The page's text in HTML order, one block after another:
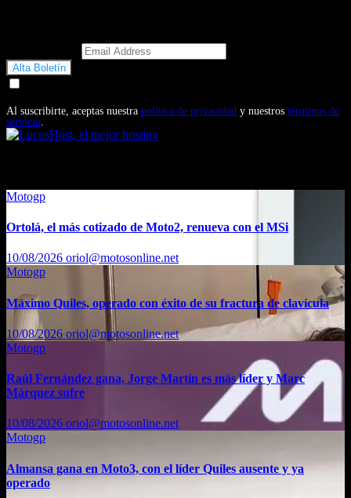
Al suscribirte, aceptas nuestra política de privacidad y nuestros términos de
servicio.
Motogp
Ortolá, el más cotizado de Moto2, renueva con el MSi
10/08/2026 oriol@motosonline.net
Motogp
Máximo Quiles, operado con éxito de su fractura de clavícula
10/08/2026 oriol@motosonline.net
Motogp
Raúl Fernández gana, Jorge Martín es más líder y Marc
Márquez sufre
10/08/2026 oriol@motosonline.net
Motogp
Almansa gana en Moto3, con el líder Quiles ausente y ya
operado